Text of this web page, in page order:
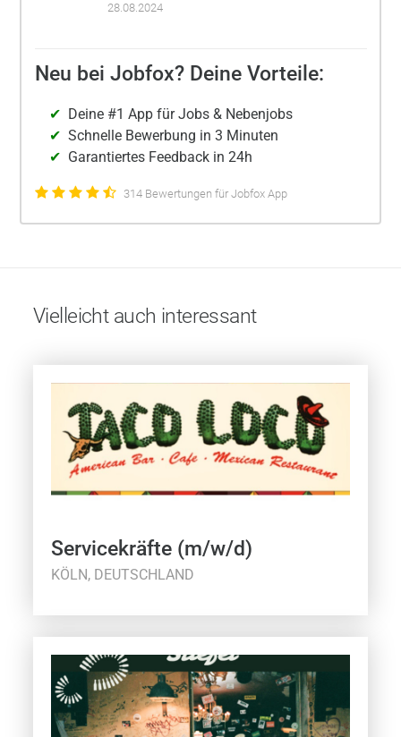
28.08.2024
Neu bei Jobfox? Deine Vorteile:
Deine #1 App für Jobs & Nebenjobs
Schnelle Bewerbung in 3 Minuten
Garantiertes Feedback in 24h
314 Bewertungen für Jobfox App
Vielleicht auch interessant
Servicekräfte (m/w/d)
KÖLN, DEUTSCHLAND